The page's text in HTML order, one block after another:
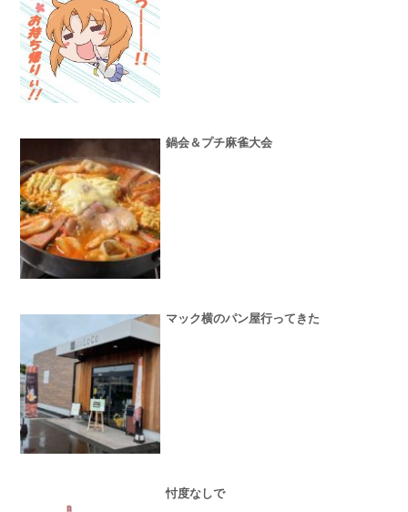
鍋会＆プチ麻雀大会
マック横のパン屋行ってきた
忖度なしで